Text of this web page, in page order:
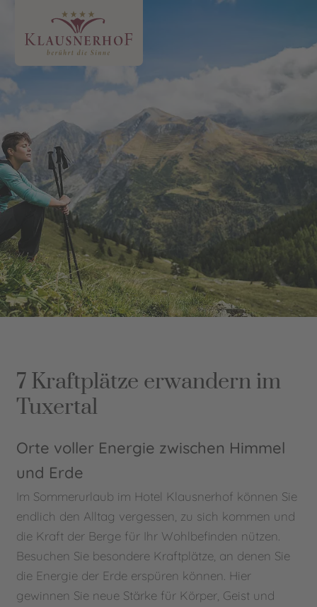
7 Kraftplätze erwandern im
Tuxertal
Orte voller Energie zwischen Himmel
und Erde
Im Sommerurlaub im Hotel Klausnerhof können Sie
endlich den Alltag vergessen, zu sich kommen und
die Kraft der Berge für Ihr Wohlbefinden nützen.
Besuchen Sie besondere Kraftplätze, an denen Sie
die Energie der Erde erspüren können. Hier
gewinnen Sie neue Stärke für Körper, Geist und